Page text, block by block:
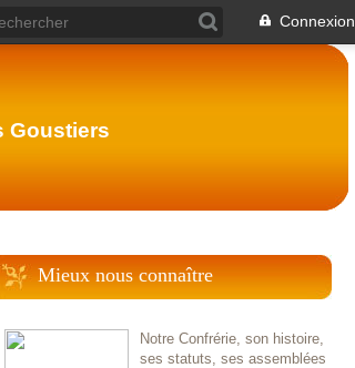
Connexion
Goustiers
Mieux nous connaître
Notre Confrérie, son histoire,
ses statuts, ses assemblées